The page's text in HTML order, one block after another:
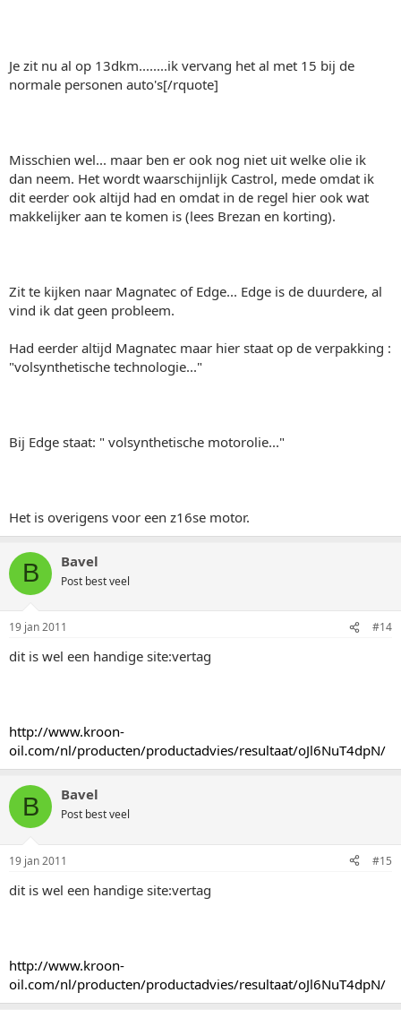
Je zit nu al op 13dkm........ik vervang het al met 15 bij de
normale personen auto's[/rquote]
Misschien wel... maar ben er ook nog niet uit welke olie ik
dan neem. Het wordt waarschijnlijk Castrol, mede omdat ik
dit eerder ook altijd had en omdat in de regel hier ook wat
makkelijker aan te komen is (lees Brezan en korting).
Zit te kijken naar Magnatec of Edge... Edge is de duurdere, al
vind ik dat geen probleem.
Had eerder altijd Magnatec maar hier staat op de verpakking :
"volsynthetische technologie..."
Bij Edge staat: " volsynthetische motorolie..."
Het is overigens voor een z16se motor.
B Bavel
Post best veel
19 jan 2011 #14
dit is wel een handige site:vertag
http://www.kroon-
oil.com/nl/producten/productadvies/resultaat/oJl6NuT4dpN/
B Bavel
Post best veel
19 jan 2011 #15
dit is wel een handige site:vertag
http://www.kroon-
oil.com/nl/producten/productadvies/resultaat/oJl6NuT4dpN/